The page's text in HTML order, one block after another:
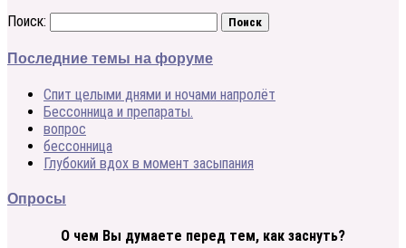
Поиск:
Последние темы на форуме
Спит целыми днями и ночами напролёт
Бессонница и препараты.
вопрос
бессонница
Глубокий вдох в момент засыпания
Опросы
О чем Вы думаете перед тем, как заснуть?